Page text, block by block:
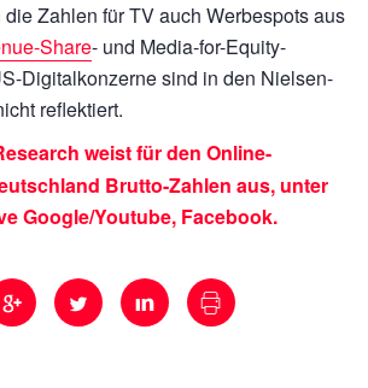
Zahlen für TV auch Werbespots aus
Share- und Media-for-Equity-
Digitalkonzerne sind in den Nielsen-
reflektiert.
weist für den Online-
Brutto-Zahlen aus, unter
Google/Youtube, Facebook.